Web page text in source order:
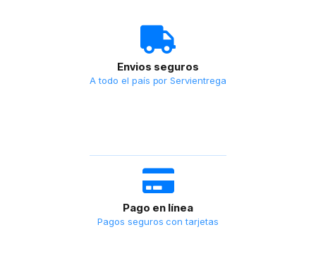
Envios seguros
A todo el país por Servientrega
Pago en línea
Pagos seguros con tarjetas